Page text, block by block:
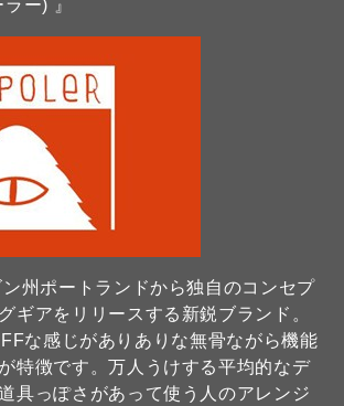
ー) 』
州ポートランドから独自のコンセプ
ギアをリリースする新鋭ブランド。
な感じがありありな無骨ながら機能
特徴です。万人うけする平均的なデ
具っぽさがあって使う人のアレンジ